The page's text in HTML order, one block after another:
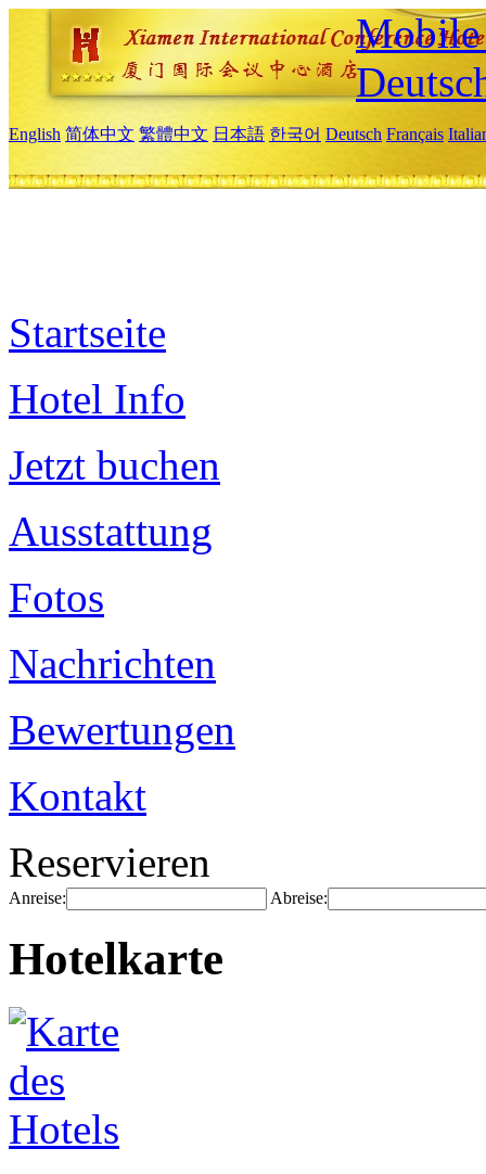
Mobile
English 简体中文 繁體中文 日本語 한국어 Deutsch Français
Startseite
Hotel Info
Jetzt buchen
Ausstattung
Fotos
Nachrichten
Bewertungen
Kontakt
Reservieren
Anreise: Abreise:
Hotelkarte